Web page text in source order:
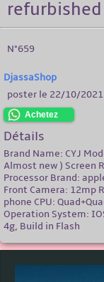
N°659
DjassaShop
poster le 22/10/
Achetez
Détails
Brand Name: CYJ
Almost new ) Screen
Processor Brand:
Front Camera: 12mp
phone CPU:
Operation System:
4g, Build in Flash